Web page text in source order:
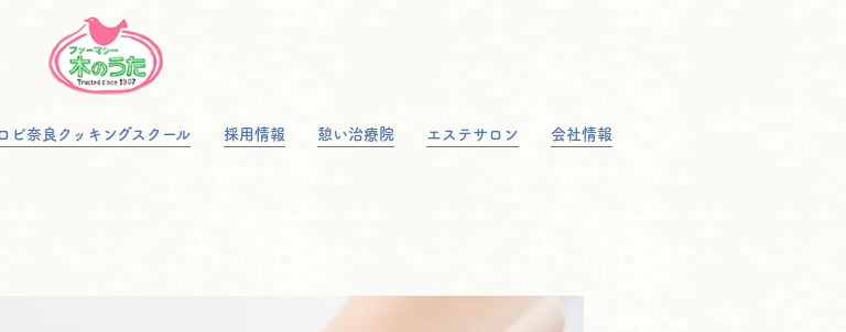
ビ奈良クッキングスクール 採用情報 憩い治療院 エステサロン 会社情報